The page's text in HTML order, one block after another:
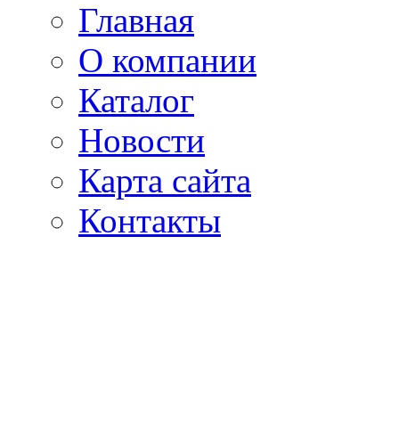
Главная
О компании
Каталог
Новости
Карта сайта
Контакты